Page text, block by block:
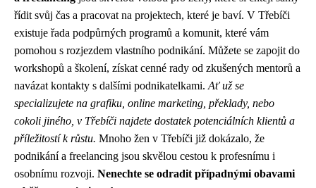
řídit svůj čas a pracovat na projektech, které je baví. V Třebíči
existuje řada podpůrných programů a komunit, které vám
pomohou s rozjezdem vlastního podnikání. Můžete se zapojit do
workshopů a školení, získat cenné rady od zkušených mentorů a
navázat kontakty s dalšími podnikatelkami. Ať už se
specializujete na grafiku, online marketing, překlady, nebo
cokoli jiného, v Třebíči najdete dostatek potenciálních klientů a
příležitostí k růstu. Mnoho žen v Třebíči již dokázalo, že
podnikání a freelancing jsou skvělou cestou k profesnímu i
osobnímu rozvoji. Nenechte se odradit případnými obavami